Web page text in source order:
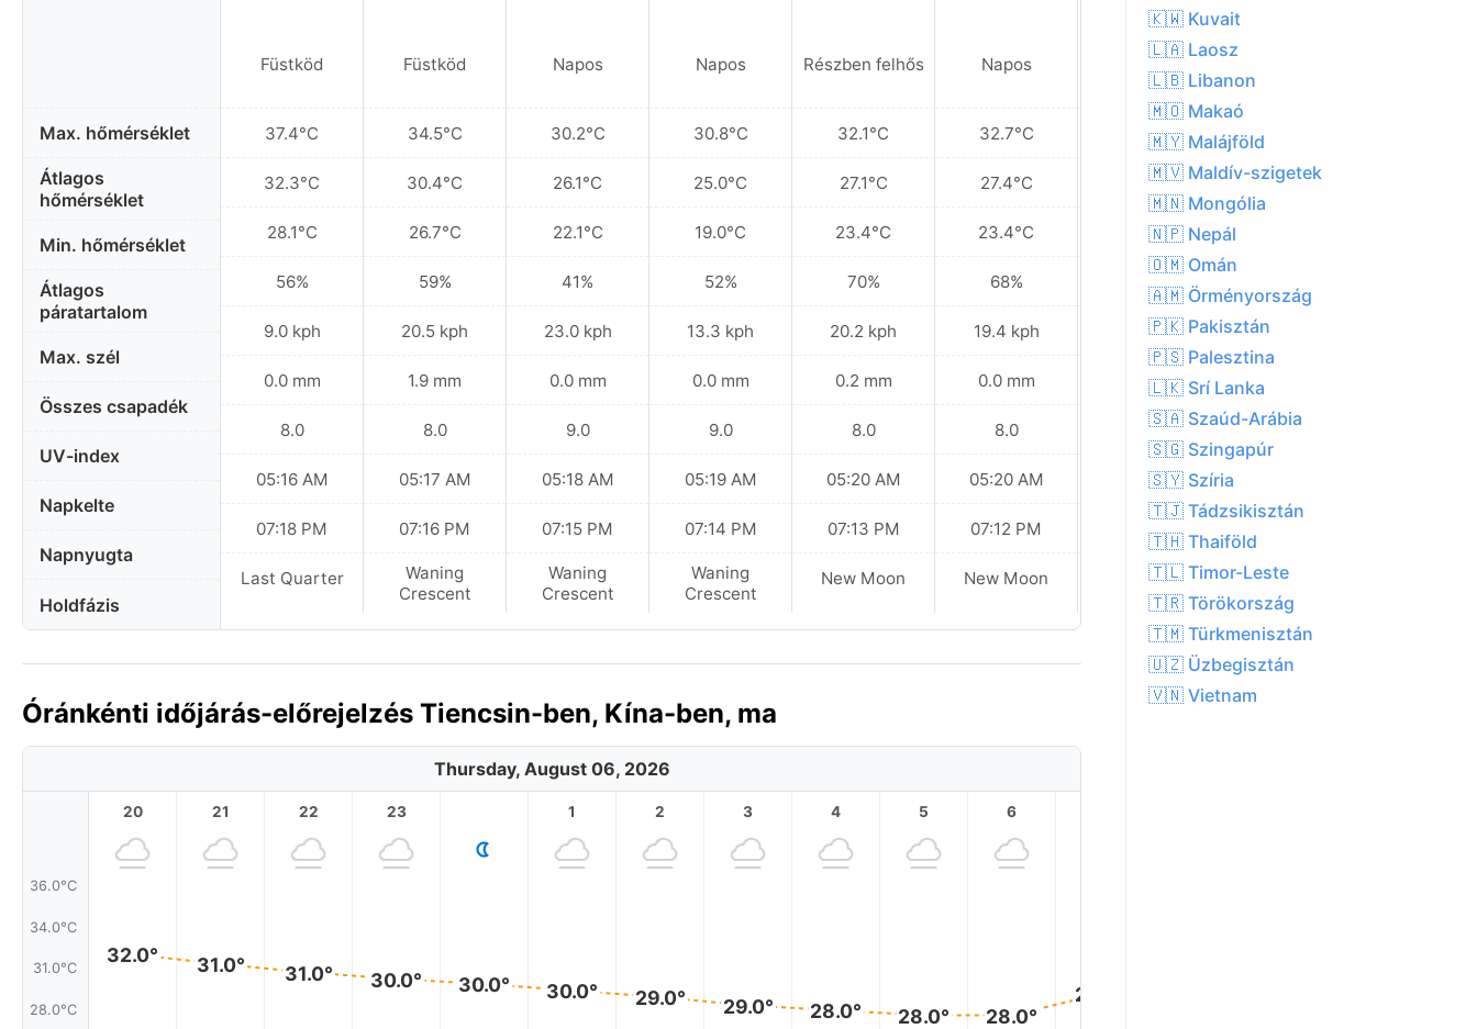
Max. hőmérséklet
Átlagos
hőmérséklet
Min. hőmérséklet
Átlagos
páratartalom
Max. szél
Összes csapadék
UV-index
Napkelte
Napnyugta
Holdfázis
Füstköd
37.4°C
32.3°C
28.1°C
56%
9.0 kph
0.0 mm
8.0
05:16 AM
07:18 PM
Last Quarter
Füstköd
34.5°C
30.4°C
26.7°C
59%
20.5 kph
1.9 mm
8.0
05:17 AM
07:16 PM
Waning
Crescent
Napos
30.2°C
26.1°C
22.1°C
41%
23.0 kph
0.0 mm
9.0
05:18 AM
07:15 PM
Waning
Crescent
Napos
30.8°C
25.0°C
19.0°C
52%
13.3 kph
0.0 mm
9.0
05:19 AM
07:14 PM
Waning
Crescent
Részben felhős
32.1°C
27.1°C
23.4°C
70%
20.2 kph
0.2 mm
8.0
05:20 AM
07:13 PM
New Moon
Napos
32.7°C
27.4°C
23.4°C
68%
19.4 kph
0.0 mm
8.0
05:20 AM
07:12 PM
New Moon
Helyenként eső
a közelben
25.5°C
24.1°C
22.1°C
27.0 kph
1.3 mm
7.0
05:21 AM
07:10 PM
New Moon
Óránkénti időjárás-előrejelzés Tiencsin-ben, Kína-ben, ma
Thursday, August 06, 2026
36.0°C
34.0°C
31.0°C
28.0°C
20
32.0°
21
31.0°
22
31.0°
23
30.0° 30.0°
1
30.0°
2
29.0°
3
29.0°
4
28.0°
5
28.0°
6
28.0°
29.0°
🇰🇼 Kuvait
🇱🇦 Laosz
🇱🇧 Libanon
🇲🇴 Makaó
🇲🇾 Malájföld
🇲🇻 Maldív-szigetek
🇲🇳 Mongólia
🇳🇵 Nepál
🇴🇲 Omán
🇦🇲 Örményország
🇵🇰 Pakisztán
🇵🇸 Palesztina
🇱🇰 Srí Lanka
🇸🇦 Szaúd-Arábia
🇸🇬 Szingapúr
🇸🇾 Szíria
🇹🇯 Tádzsikisztán
🇹🇭 Thaiföld
🇹🇱 Timor-Leste
🇹🇷 Törökország
🇹🇲 Türkmenisztán
🇺🇿 Üzbegisztán
🇻🇳 Vietnam